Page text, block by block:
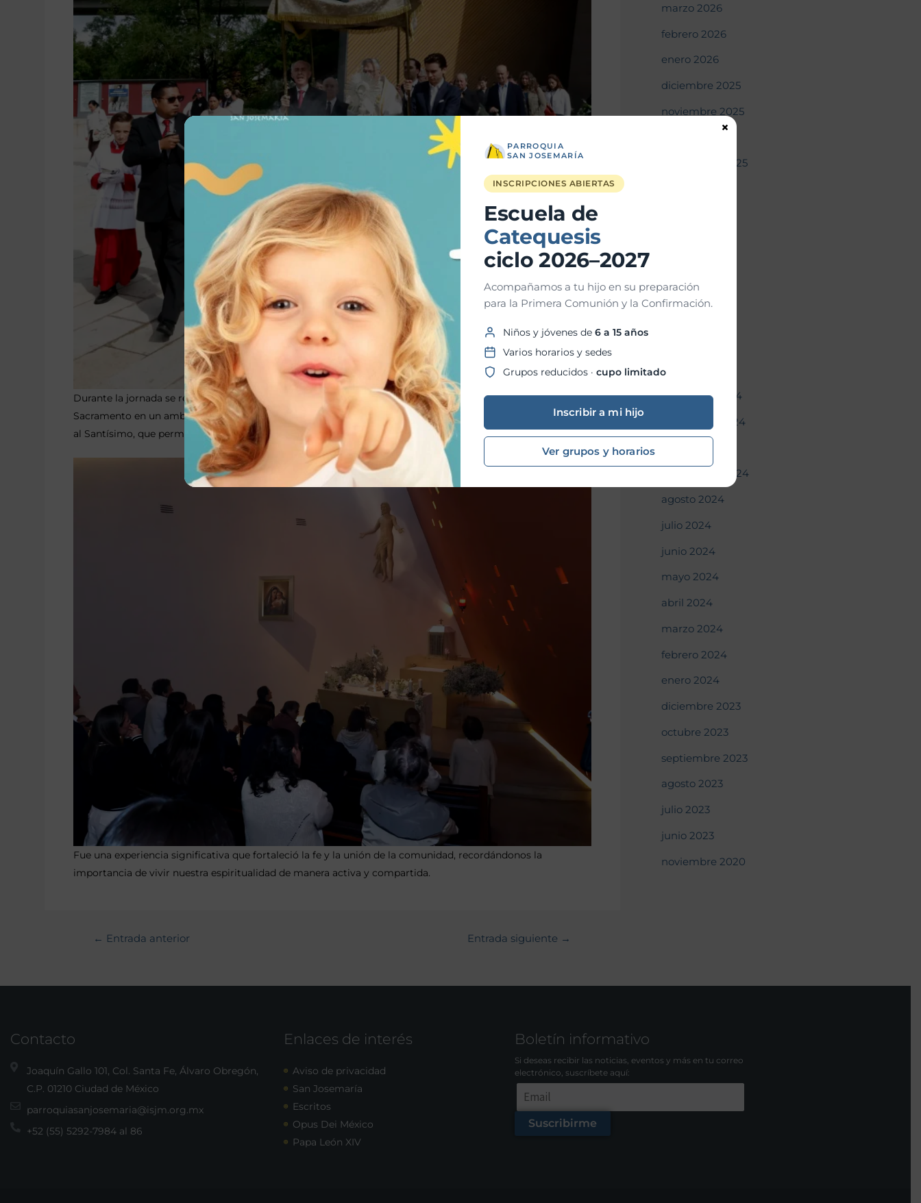
Durante la jornada se realizó una procesión solemne, en la que los participantes acompañaron al Santísimo
Sacramento en un ambiente de respeto y devoción. Asimismo, se vivió un momento especial de adoración
al Santísimo, que permitió a los asistentes detenerse, orar y profundizar en su encuentro personal con Dios.
Fue una experiencia significativa que fortaleció la fe y la unión de la comunidad, recordándonos la
importancia de vivir nuestra espiritualidad de manera activa y compartida.
← Entrada anterior Entrada siguiente →
marzo 2026
febrero 2026
enero 2026
diciembre 2025
noviembre 2025
septiembre 2025
abril 2025
enero 2025
diciembre 2024
noviembre 2024
septiembre 2024
agosto 2024
julio 2024
junio 2024
mayo 2024
abril 2024
marzo 2024
febrero 2024
enero 2024
diciembre 2023
octubre 2023
septiembre 2023
agosto 2023
julio 2023
junio 2023
noviembre 2020
Contacto
Joaquín Gallo 101, Col. Santa Fe, Álvaro Obregón,
C.P. 01210 Ciudad de México
parroquiasanjosemaria@isjm.org.mx
+52 (55) 5292-7984 al 86
Enlaces de interés
Aviso de privacidad
San Josemaría
Escritos
Opus Dei México
Papa León XIV
Boletín informativo
Si deseas recibir las noticias, eventos y más en tu correo
electrónico, suscríbete aquí:
Suscribirme
PARROQUIA
SAN JOSEMARÍA
INSCRIPCIONES ABIERTAS
Escuela de
Catequesis
ciclo 2026–2027
Acompañamos a tu hijo en su preparación
para la Primera Comunión y la Confirmación.
Niños y jóvenes de 6 a 15 años
Varios horarios y sedes
Grupos reducidos · cupo limitado
Inscribir a mi hijo
Ver grupos y horarios
×